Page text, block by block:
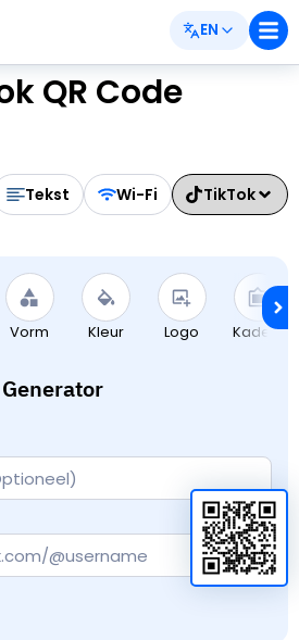
EN
QR Code
Tekst Wi-Fi TikTok
Vorm Kleur Logo Kaders